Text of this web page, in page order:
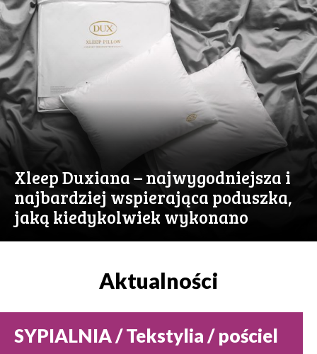
Xleep Duxiana – najwygodniejsza i
najbardziej wspierająca poduszka,
jaką kiedykolwiek wykonano
Aktualności
SYPIALNIA / Tekstylia / pościel